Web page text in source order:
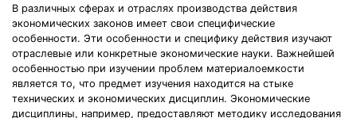
В различных сферах и отраслях производства действия
экономических законов имеет свои специфические
особенности. Эти особенности и специфику действия изучают
отраслевые или конкретные экономические науки. Важнейшей
особенностью при изучении проблем материалоемкости
является то, что предмет изучения находится на стыке
технических и экономических дисциплин. Экономические
дисциплины, например, предоставляют методику исследования